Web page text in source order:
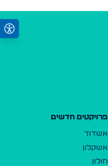
פרויקטים חדשים
אשדוד
אשקלון
חולון